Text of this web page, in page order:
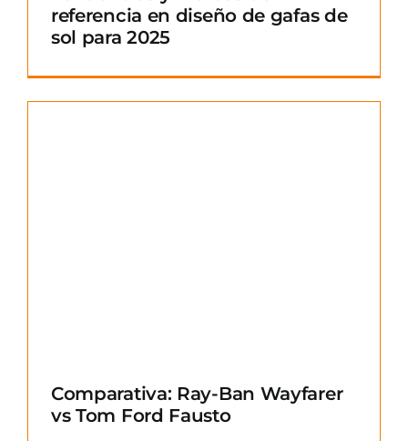
referencia en diseño de gafas de
sol para 2025
Comparativa: Ray-Ban Wayfarer
vs Tom Ford Fausto